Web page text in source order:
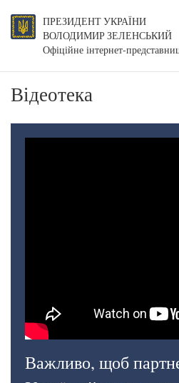
ПРЕЗИДЕНТ УКРАЇНИ
ВОЛОДИМИР ЗЕЛЕНСЬКИЙ
Офіційне інтернет-
Відеотека
Важливо, щоб